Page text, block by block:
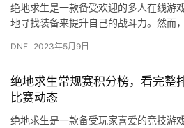
绝地求生是一款备受欢迎的多人在线游
地寻找装备来提升自己的战斗力。然而
头盔装…
DNF 2023年5月9日
绝地求生常规赛积分榜，看完整
比赛动态
绝地求生是一款备受玩家喜爱的竞技游